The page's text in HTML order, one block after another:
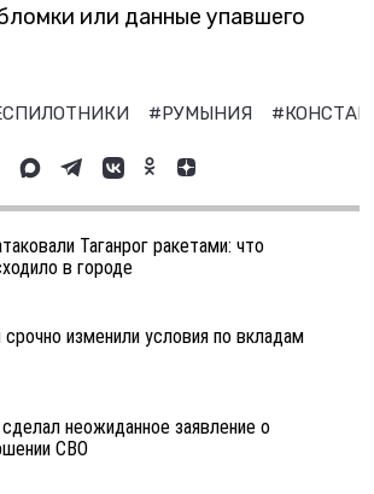
или данные упавшего
#РУМЫНИЯ
Таганрог ракетами: что
в городе
срочно изменили условия по вкладам
неожиданное заявление о
СВО